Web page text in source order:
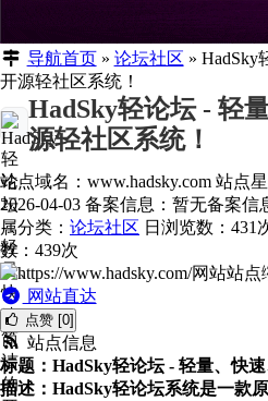
导航首页» 论坛社区 » HadSky
开源轻社区系统！
HadSky轻论坛 - 轻
源轻社区系统！
站点域名：www.hadsky.com 站点星
2026-04-03 备案信息： 暂无备案信
属分类： 论坛社区 日浏览数：431
数：439次
网站直达
点赞 [0]
站点信息
标题：HadSky轻论坛 - 轻量、快
描述：HadSky轻论坛系统是一款